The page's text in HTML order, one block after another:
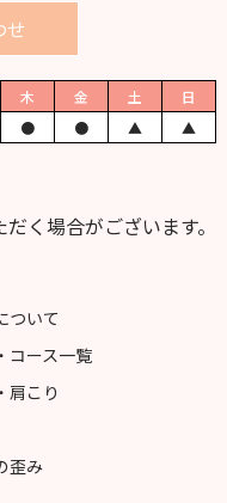
せ
木 金 土
日
● ● ▲ ▲
く場合がございます。
ついて
コース一覧
肩こり
歪み